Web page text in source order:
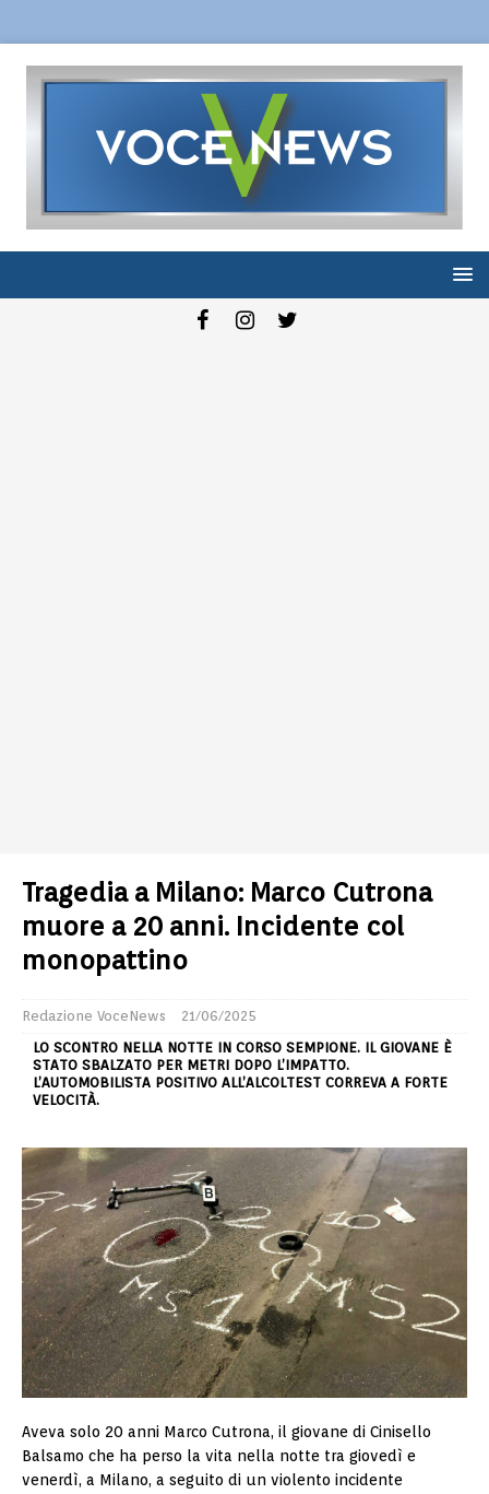
Tragedia a Milano: Marco Cutrona
muore a 20 anni. Incidente col
monopattino
Redazione VoceNews
21/06/2025
LO SCONTRO NELLA NOTTE IN CORSO SEMPIONE. IL GIOVANE È
STATO SBALZATO PER METRI DOPO L’IMPATTO.
L’AUTOMOBILISTA POSITIVO ALL’ALCOLTEST CORREVA A FORTE
VELOCITÀ.
Aveva solo 20 anni Marco Cutrona, il giovane di Cinisello
Balsamo che ha perso la vita nella notte tra giovedì e
venerdì, a Milano, a seguito di un violento incidente